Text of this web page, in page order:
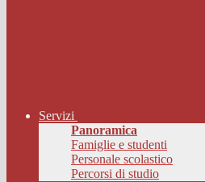
Servizi
Panoramica
Famiglie e studenti
Personale scolastico
Percorsi di studio